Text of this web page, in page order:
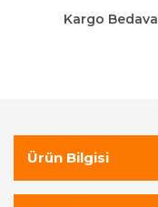
Kargo Bedava
Ürün Bilgisi